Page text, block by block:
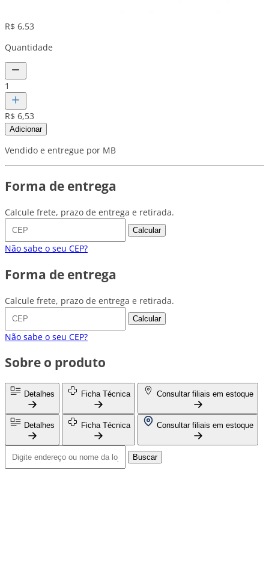
R$ 6,53
Quantidade
1
R$ 6,53
Adicionar
Vendido e entregue por MB
Forma de entrega
Calcule frete, prazo de entrega e retirada.
Calcular
Não sabe o seu CEP?
Forma de entrega
Calcule frete, prazo de entrega e retirada.
Calcular
Não sabe o seu CEP?
Sobre o produto
Detalhes Ficha Técnica Consultar filiais em estoque
Detalhes Ficha Técnica Consultar filiais em estoque
Buscar